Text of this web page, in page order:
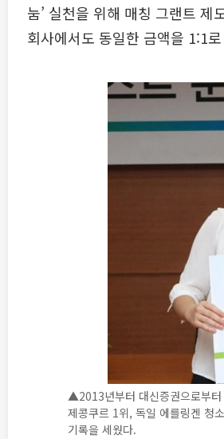
눔’ 실천을 위해 매칭 그랜트
회사에서도 동일한 금액을 1:1
▲2013년부터 대신증권으로부터
제콩쿠르 1위, 독일 에를링겐 청
기록을 세웠다.